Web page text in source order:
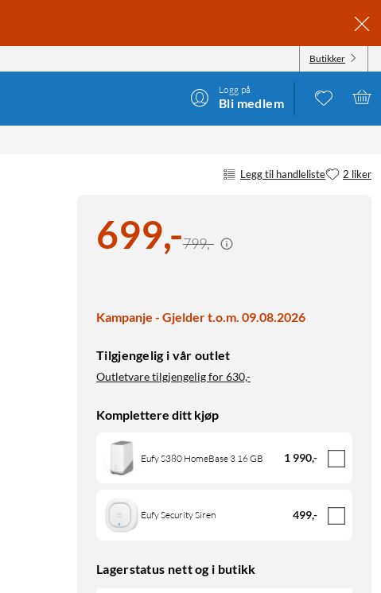
Butikker
Logg på
Bli medlem
Legg til handleliste 2 liker
699,-799,-
Kampanje - Gjelder t.o.m. 09.08.2026
Tilgjengelig i vår outlet
Outletvare tilgjengelig for630,-
Komplettere ditt kjøp
Eufy S380 HomeBase 3 16 GB 1 990,-
Eufy Security Siren 499,-
Lagerstatus nett og i butikk